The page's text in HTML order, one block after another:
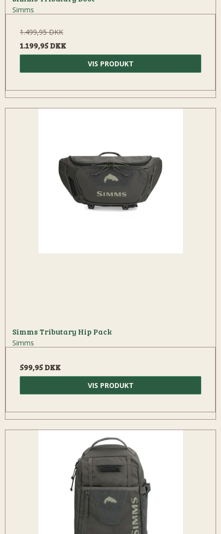
Simms
1.499,95 DKK
1.199,95 DKK
VIS PRODUKT
Simms Tributary Hip Pack
Simms
599,95 DKK
VIS PRODUKT